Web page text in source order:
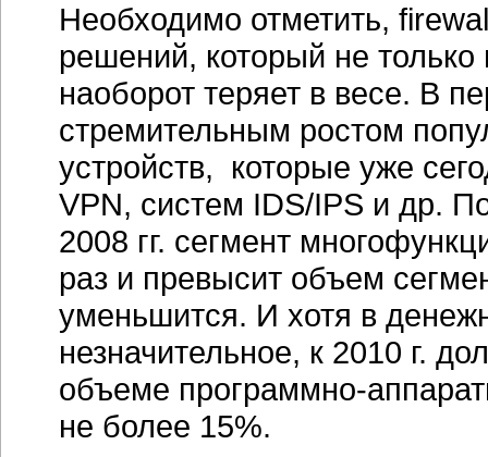
Необходимо отметить,
решений, который не
наоборот теряет в весе. В
стремительным ростом
устройств, которые уже
VPN, систем IDS/IPS и др.
2008 гг. сегмент
раз и превысит объем
уменьшится. И хотя в
незначительное, к 2010 г.
объеме программно-
не более 15%.